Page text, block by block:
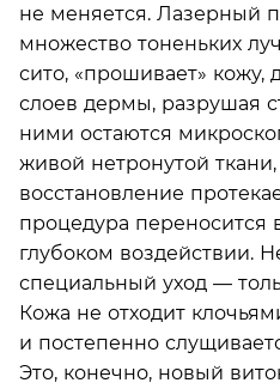
не меняется. Лазерный
множество тоненьких
сито, «прошивает» кожу,
слоев дермы, разрушая
ними остаются
живой нетронутой
восстановление
процедура переносится
глубоком воздействии.
специальный уход —
Кожа не отходит
и постепенно
Это, конечно, новый